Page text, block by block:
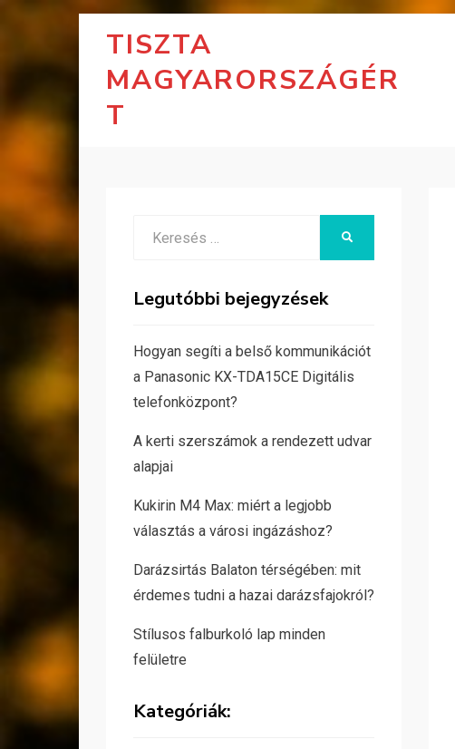
TISZTA
MAGYARORSZÁGÉR
T
Legutóbbi bejegyzések
Hogyan segíti a belső kommunikációt
a Panasonic KX-TDA15CE Digitális
telefonközpont?
A kerti szerszámok a rendezett udvar
alapjai
Kukirin M4 Max: miért a legjobb
választás a városi ingázáshoz?
Darázsirtás Balaton térségében: mit
érdemes tudni a hazai darázsfajokról?
Stílusos falburkoló lap minden
felületre
Kategóriák: